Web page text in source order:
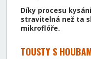
Díky procesu
stravitelná než ta
mikroflóře.
TOUSTY S